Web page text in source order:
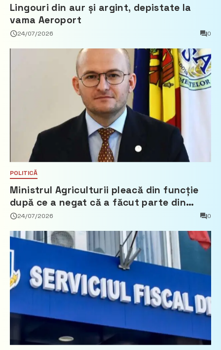
Lingouri din aur și argint, depistate la
vama Aeroport
24/07/2026 0
POLITICĂ
Ministrul Agriculturii pleacă din funcție
după ce a negat că a făcut parte din
Partidul Democrat
24/07/2026 0